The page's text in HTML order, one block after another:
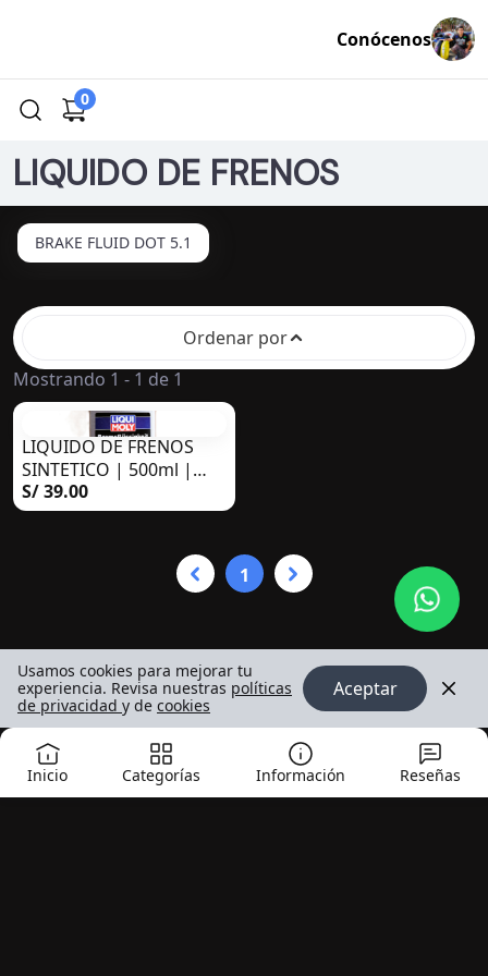
Conócenos
0
LIQUIDO DE FRENOS
BRAKE FLUID DOT 5.1
Mostrando 1 - 1 de 1
Ordenar por
LIQUIDO DE FRENOS
SINTETICO | 500ml |
BRAKE FLUID DOT 5.1 |
LIQUI MOLY| PARA
S/ 39.00
1
Usamos cookies para mejorar tu
experiencia. Revisa nuestras políticas
de privacidad y de cookies
Aceptar
Inicio Categorías Información Reseñas